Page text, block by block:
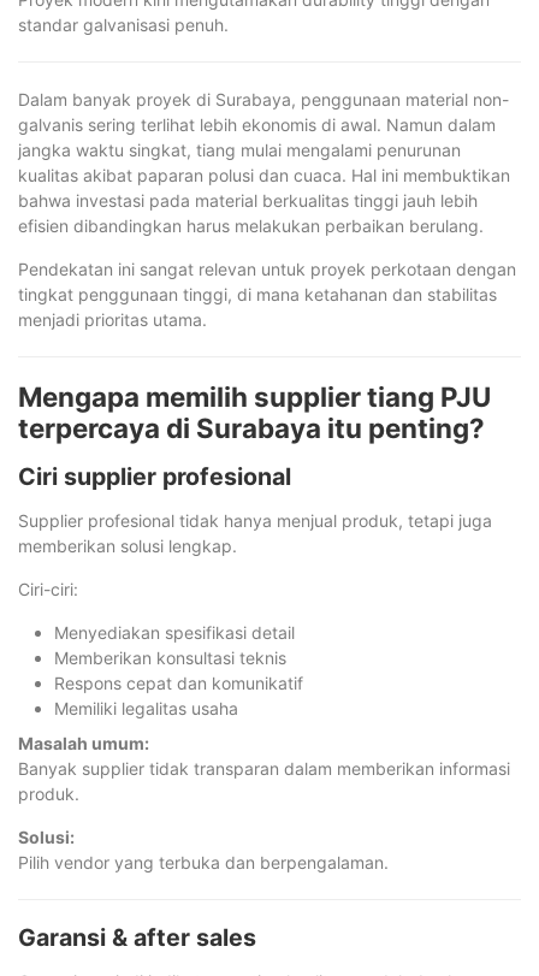
standar galvanisasi penuh.
Dalam banyak proyek di Surabaya, penggunaan material non-
galvanis sering terlihat lebih ekonomis di awal. Namun dalam
jangka waktu singkat, tiang mulai mengalami penurunan
kualitas akibat paparan polusi dan cuaca. Hal ini membuktikan
bahwa investasi pada material berkualitas tinggi jauh lebih
efisien dibandingkan harus melakukan perbaikan berulang.
Pendekatan ini sangat relevan untuk proyek perkotaan dengan
tingkat penggunaan tinggi, di mana ketahanan dan stabilitas
menjadi prioritas utama.
Mengapa memilih supplier tiang PJU
terpercaya di Surabaya itu penting?
Ciri supplier profesional
Supplier profesional tidak hanya menjual produk, tetapi juga
memberikan solusi lengkap.
Ciri-ciri:
Menyediakan spesifikasi detail
Memberikan konsultasi teknis
Respons cepat dan komunikatif
Memiliki legalitas usaha
Masalah umum:
Banyak supplier tidak transparan dalam memberikan informasi
produk.
Solusi:
Pilih vendor yang terbuka dan berpengalaman.
Garansi & after sales